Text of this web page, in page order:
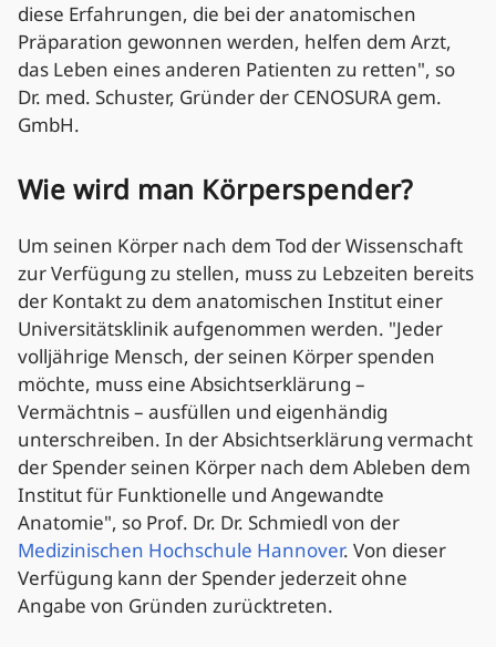
diese Erfahrungen, die bei der anatomischen
Präparation gewonnen werden, helfen dem Arzt,
das Leben eines anderen Patienten zu retten", so
Dr. med. Schuster, Gründer der CENOSURA gem.
GmbH.
Wie wird man Körperspender?
Um seinen Körper nach dem Tod der Wissenschaft
zur Verfügung zu stellen, muss zu Lebzeiten bereits
der Kontakt zu dem anatomischen Institut einer
Universitätsklinik aufgenommen werden. "Jeder
volljährige Mensch, der seinen Körper spenden
möchte, muss eine Absichtserklärung –
Vermächtnis – ausfüllen und eigenhändig
unterschreiben. In der Absichtserklärung vermacht
der Spender seinen Körper nach dem Ableben dem
Institut für Funktionelle und Angewandte
Anatomie", so Prof. Dr. Dr. Schmiedl von der
Medizinischen Hochschule Hannover. Von dieser
Verfügung kann der Spender jederzeit ohne
Angabe von Gründen zurücktreten.